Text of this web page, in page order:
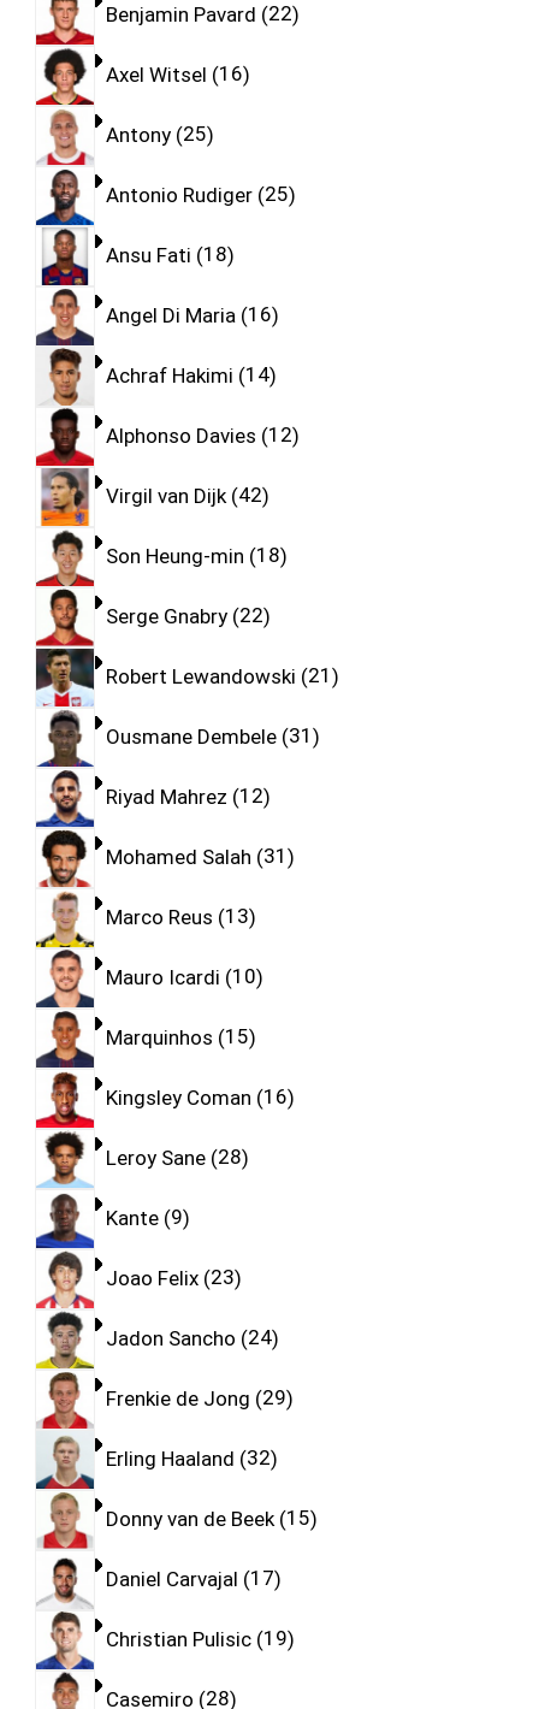
Benjamin Pavard 22
Axel Witsel 16
Antony 25
Antonio Rudiger 25
Ansu Fati 18
Angel Di Maria 16
Achraf Hakimi 14
Alphonso Davies 12
Virgil van Dijk 42
Son Heung-min 18
Serge Gnabry 22
Robert Lewandowski 21
Ousmane Dembele 31
Riyad Mahrez 12
Mohamed Salah 31
Marco Reus 13
Mauro Icardi 10
Marquinhos 15
Kingsley Coman 16
Leroy Sane 28
Kante 9
Joao Felix 23
Jadon Sancho 24
Frenkie de Jong 29
Erling Haaland 32
Donny van de Beek 15
Daniel Carvajal 17
Christian Pulisic 19
Casemiro 28